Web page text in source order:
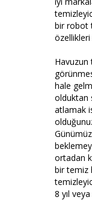
bir robot
hale
olduktan
atlamak
ortadan
bir temiz
8 yıl